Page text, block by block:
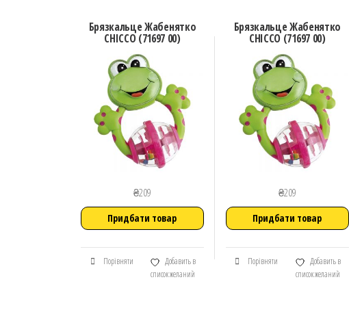
Брязкальце Жабенятко
CHICCO (71697 00)
₴209
Придбати товар
Порівняти
Добавить в
список желаний
Брязкальце Жабенятко
CHICCO (71697 00)
₴209
Придбати товар
Порівняти
Добавить в
список желаний